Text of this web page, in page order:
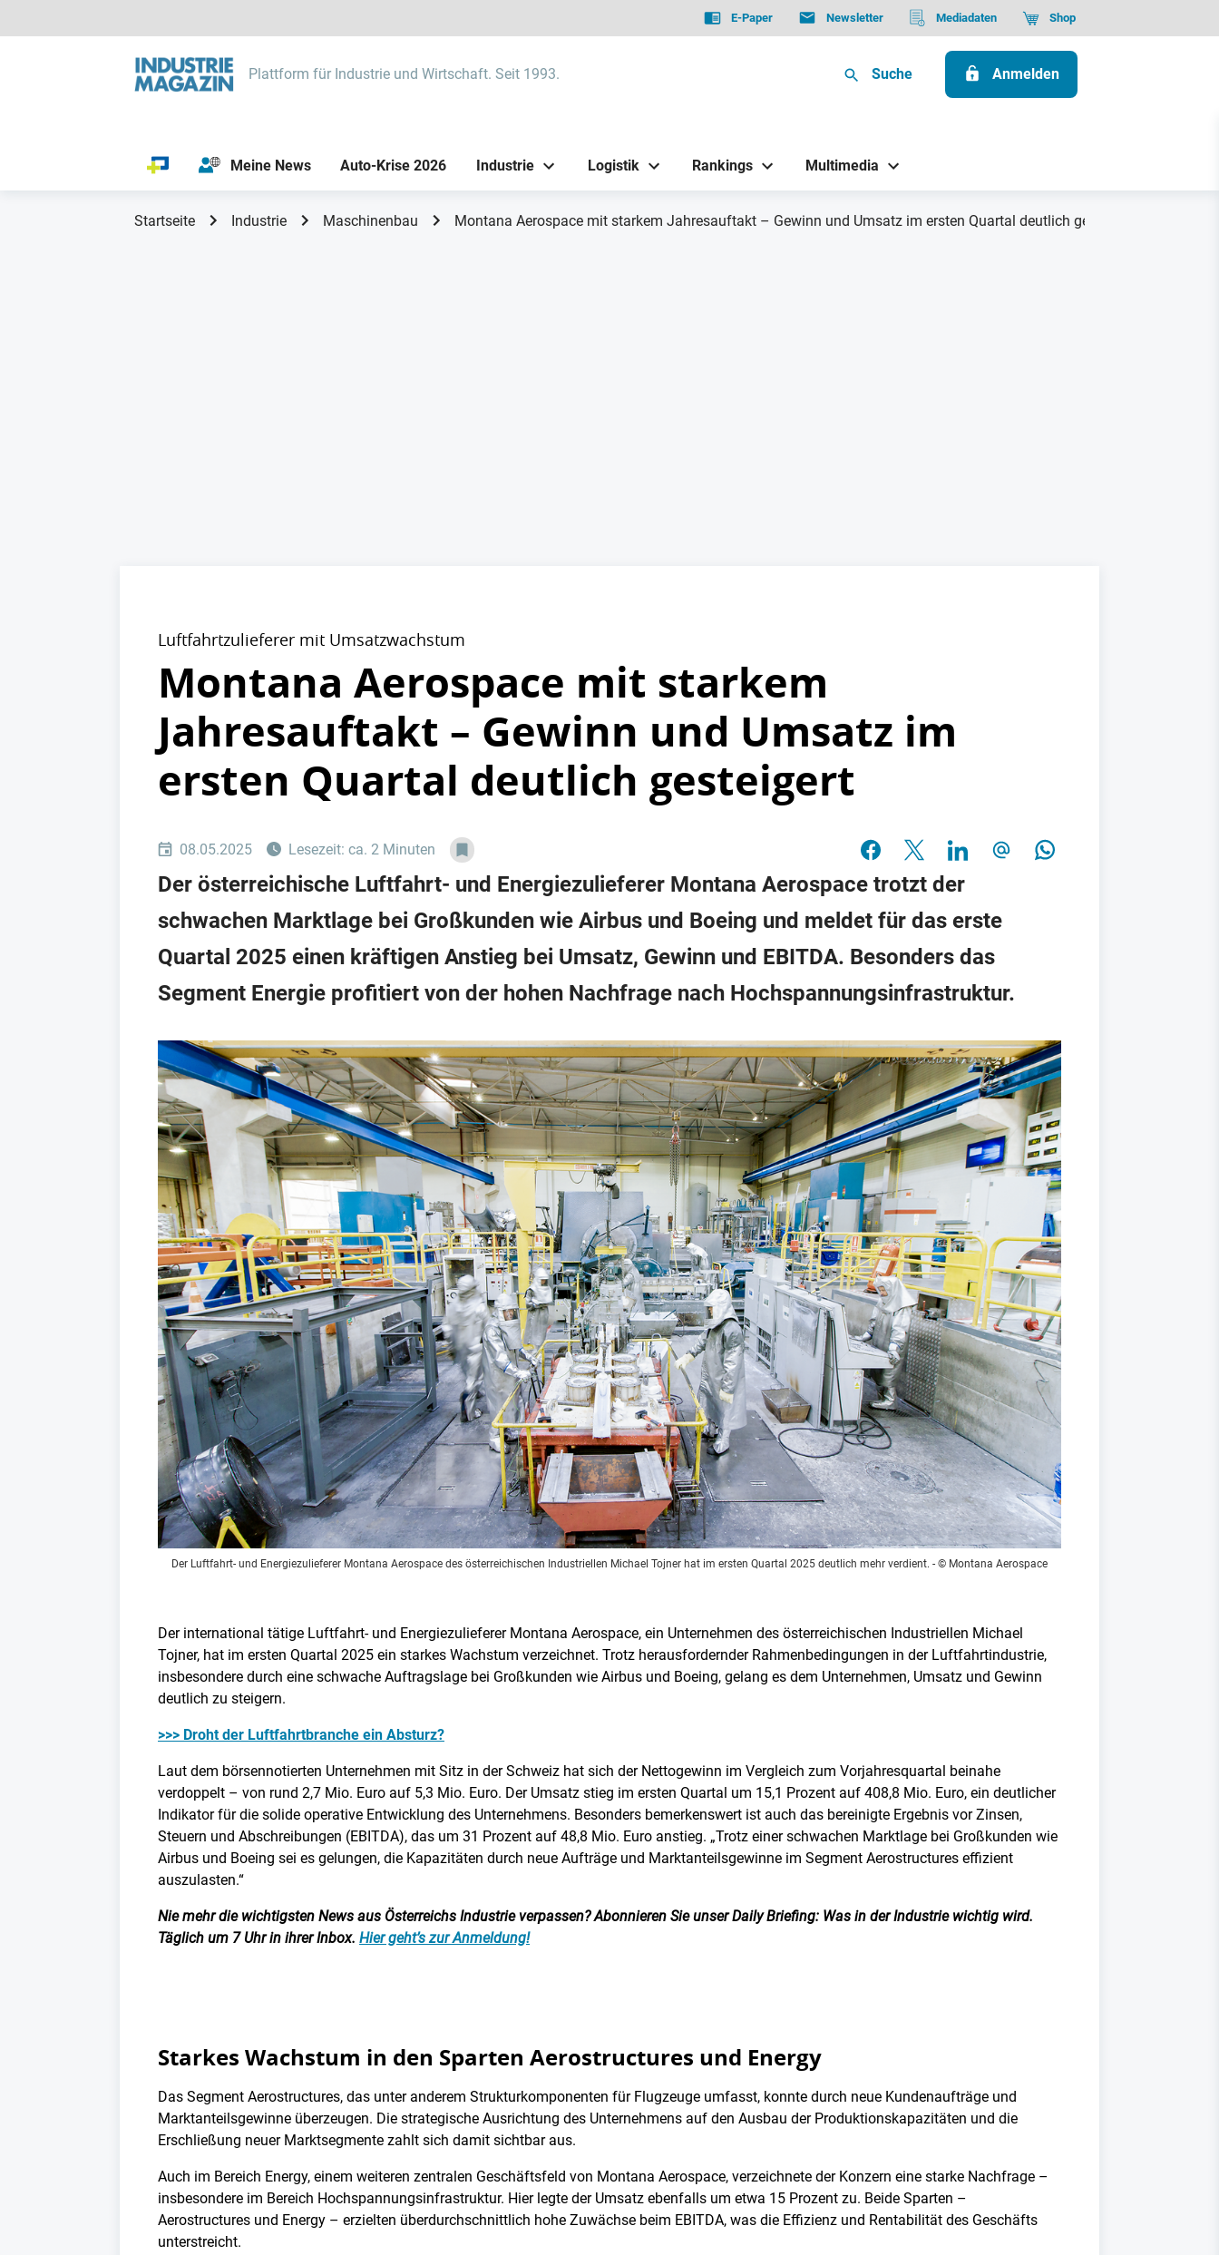
E-Paper Newsletter Mediadaten Shop
Plattform für Industrie und Wirtschaft. Seit 1993. Suche Anmelden
Meine News Auto-Krise 2026 Industrie Logistik Rankings Multimedia
Startseite Industrie Maschinenbau Montana Aerospace mit starkem Jahresauftakt – Gewinn und Umsatz im ersten Quartal deutlich gesteigert
Luftfahrtzulieferer mit Umsatzwachstum
Montana Aerospace mit starkem
Jahresauftakt – Gewinn und Umsatz im
ersten Quartal deutlich gesteigert
08.05.2025 Lesezeit: ca. 2 Minuten
Der österreichische Luftfahrt- und Energiezulieferer Montana Aerospace trotzt der
schwachen Marktlage bei Großkunden wie Airbus und Boeing und meldet für das erste
Quartal 2025 einen kräftigen Anstieg bei Umsatz, Gewinn und EBITDA. Besonders das
Segment Energie profitiert von der hohen Nachfrage nach Hochspannungsinfrastruktur.
Der Luftfahrt- und Energiezulieferer Montana Aerospace des österreichischen Industriellen Michael Tojner hat im ersten Quartal 2025 deutlich mehr verdient. - © Montana Aerospace
Der international tätige Luftfahrt- und Energiezulieferer Montana Aerospace, ein Unternehmen des österreichischen Industriellen Michael
Tojner, hat im ersten Quartal 2025 ein starkes Wachstum verzeichnet. Trotz herausfordernder Rahmenbedingungen in der Luftfahrtindustrie,
insbesondere durch eine schwache Auftragslage bei Großkunden wie Airbus und Boeing, gelang es dem Unternehmen, Umsatz und Gewinn
deutlich zu steigern.
>>> Droht der Luftfahrtbranche ein Absturz?
Laut dem börsennotierten Unternehmen mit Sitz in der Schweiz hat sich der Nettogewinn im Vergleich zum Vorjahresquartal beinahe
verdoppelt – von rund 2,7 Mio. Euro auf 5,3 Mio. Euro. Der Umsatz stieg im ersten Quartal um 15,1 Prozent auf 408,8 Mio. Euro, ein deutlicher
Indikator für die solide operative Entwicklung des Unternehmens. Besonders bemerkenswert ist auch das bereinigte Ergebnis vor Zinsen,
Steuern und Abschreibungen (EBITDA), das um 31 Prozent auf 48,8 Mio. Euro anstieg. „Trotz einer schwachen Marktlage bei Großkunden wie
Airbus und Boeing sei es gelungen, die Kapazitäten durch neue Aufträge und Marktanteilsgewinne im Segment Aerostructures effizient
auszulasten.“
Nie mehr die wichtigsten News aus Österreichs Industrie verpassen? Abonnieren Sie unser Daily Briefing: Was in der Industrie wichtig wird.
Täglich um 7 Uhr in ihrer Inbox. Hier geht’s zur Anmeldung!
Starkes Wachstum in den Sparten Aerostructures und Energy
Das Segment Aerostructures, das unter anderem Strukturkomponenten für Flugzeuge umfasst, konnte durch neue Kundenaufträge und
Marktanteilsgewinne überzeugen. Die strategische Ausrichtung des Unternehmens auf den Ausbau der Produktionskapazitäten und die
Erschließung neuer Marktsegmente zahlt sich damit sichtbar aus.
Auch im Bereich Energy, einem weiteren zentralen Geschäftsfeld von Montana Aerospace, verzeichnete der Konzern eine starke Nachfrage –
insbesondere im Bereich Hochspannungsinfrastruktur. Hier legte der Umsatz ebenfalls um etwa 15 Prozent zu. Beide Sparten –
Aerostructures und Energy – erzielten überdurchschnittlich hohe Zuwächse beim EBITDA, was die Effizienz und Rentabilität des Geschäfts
unterstreicht.